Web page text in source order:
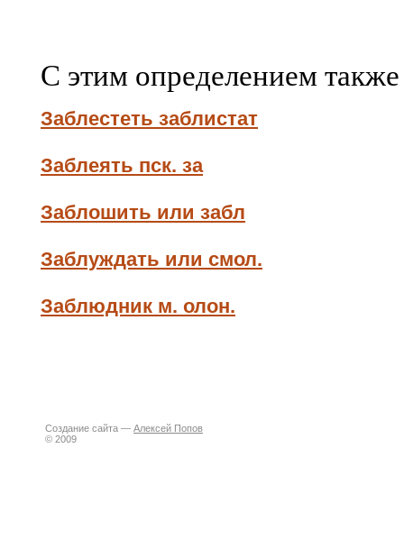
С этим определением
Заблестеть заблистат
Заблеять пск. за
Заблошить или забл
Заблуждать или смол.
Заблюдник м. олон.
Создание сайта — Алексей Попов
© 2009